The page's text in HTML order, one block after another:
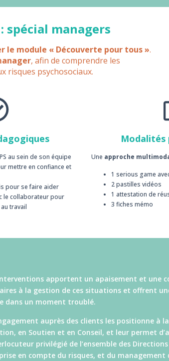
spécial managers
le module « Découverte pour tous ».
, afin de comprendre les
risques psychosociaux.
au sein de son équipe
mettre en confiance et
pour se faire aider
le collaborateur pour
travail
Modalités
Une approche
1 serious game
2 pastilles vidéos
1 attestation de
3 fiches mémo
apportent un apaisement et une
à la gestion de ces situations et offrent
dans un moment troublé.
auprès des clients les positionne à
en Soutien et en Conseil, et leur permet
privilégié de l’ensemble des
en compte du risques, et du management